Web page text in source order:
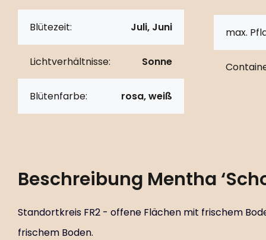
Blütezeit: Juli, Juni
Lichtverhältnisse: Sonne
Blütenfarbe: rosa, weiß
max.
Beschreibung Mentha
Standortkreis FR2 - offene Flächen mit frischem
frischem Boden.